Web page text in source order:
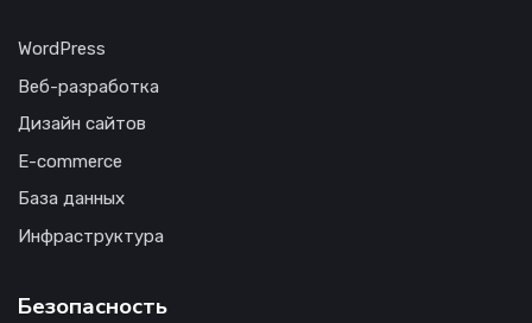
WordPress
Веб-разработка
Дизайн сайтов
E-commerce
База данных
Инфраструктура
Безопасность